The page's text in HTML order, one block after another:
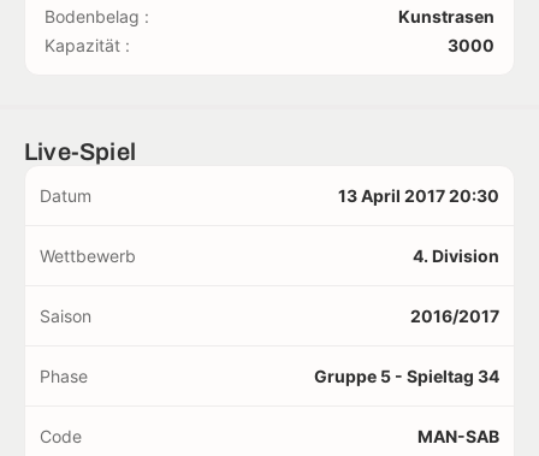
Bodenbelag :
Kunstrasen
Kapazität :
3000
Live-Spiel
Datum 13 April 2017 20:30
Wettbewerb 4. Division
Saison 2016/2017
Phase Gruppe 5 - Spieltag 34
Code MAN-SAB